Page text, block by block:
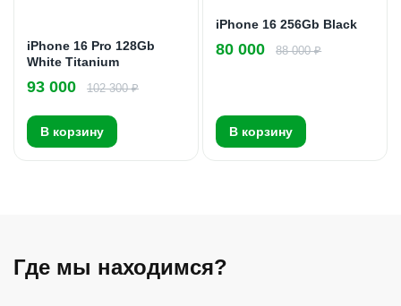
iPhone 16 Pro 128Gb
White Titanium
93 000 102 300 ₽
В корзину
iPhone 16 256Gb Black
80 000 88 000 ₽
В корзину
Где мы находимся?